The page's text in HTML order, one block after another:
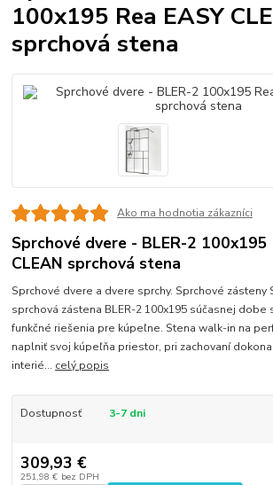
100x195 Rea EASY
sprchová stena
Ako ma hodnotia zákazníci
Sprchové dvere - BLER-2 100x195
CLEAN sprchová stena
Sprchové dvere a dvere sprchy. Sprchové zásteny
sprchová zástena BLER-2 100x195 súčasnej dobe
funkčné riešenia pre kúpeľne. Stena walk-in na
naplniť svoj kúpeľňa priestor, pri zachovaní
interié... celý popis
Dostupnosť 3-7 dni
309,93 €
251,98 € bez DPH